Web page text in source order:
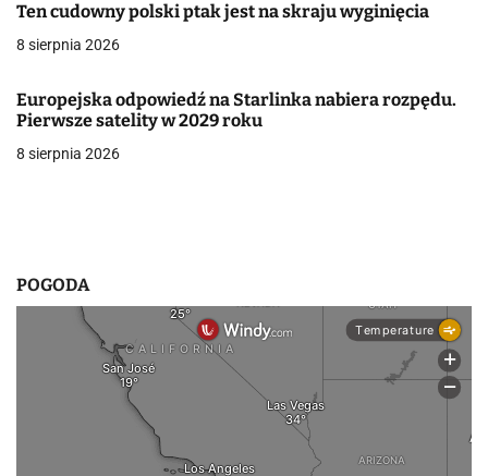
a
p
i
Ten cudowny polski ptak jest na skraju wyginięcia
8 sierpnia 2026
Europejska odpowiedź na Starlinka nabiera rozpędu.
Pierwsze satelity w 2029 roku
8 sierpnia 2026
POGODA